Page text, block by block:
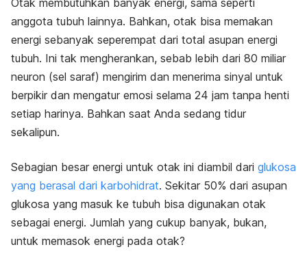
Otak membutuhkan banyak energi, sama seperti
anggota tubuh lainnya. Bahkan, otak bisa memakan
energi sebanyak seperempat dari total asupan energi
tubuh. Ini tak mengherankan, sebab lebih dari 80 miliar
neuron (sel saraf) mengirim dan menerima sinyal untuk
berpikir dan mengatur emosi selama 24 jam tanpa henti
setiap harinya. Bahkan saat Anda sedang tidur
sekalipun.
Sebagian besar energi untuk otak ini diambil dari glukosa
yang berasal dari karbohidrat. Sekitar 50% dari asupan
glukosa yang masuk ke tubuh bisa digunakan otak
sebagai energi. Jumlah yang cukup banyak, bukan,
untuk memasok energi pada otak?